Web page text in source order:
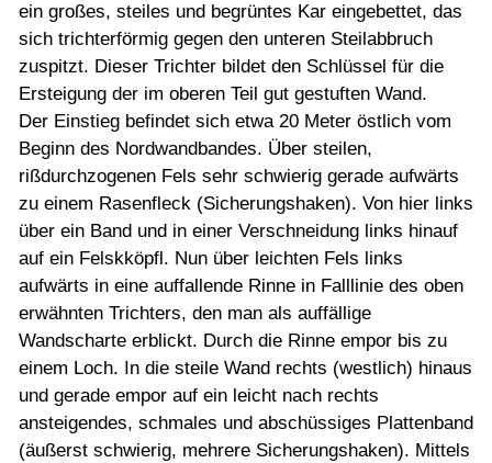
ein großes, steiles und begrüntes Kar eingebettet, das
sich trichterförmig gegen den unteren Steilabbruch
zuspitzt. Dieser Trichter bildet den Schlüssel für die
Ersteigung der im oberen Teil gut gestuften Wand.
Der Einstieg befindet sich etwa 20 Meter östlich vom
Beginn des Nordwandbandes. Über steilen,
rißdurchzogenen Fels sehr schwierig gerade aufwärts
zu einem Rasenfleck (Sicherungshaken). Von hier links
über ein Band und in einer Verschneidung links hinauf
auf ein Felskköpfl. Nun über leichten Fels links
aufwärts in eine auffallende Rinne in Falllinie des oben
erwähnten Trichters, den man als auffällige
Wandscharte erblickt. Durch die Rinne empor bis zu
einem Loch. In die steile Wand rechts (westlich) hinaus
und gerade empor auf ein leicht nach rechts
ansteigendes, schmales und abschüssiges Plattenband
(äußerst schwierig, mehrere Sicherungshaken). Mittels